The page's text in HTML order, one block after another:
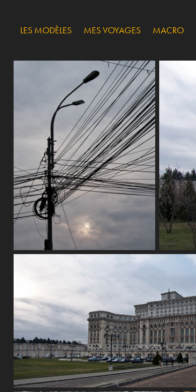
LES MODÈLES MES VOYAGES MACRO